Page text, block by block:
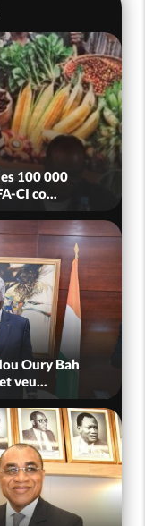
100 000
CI co...
Oury Bah
veu...